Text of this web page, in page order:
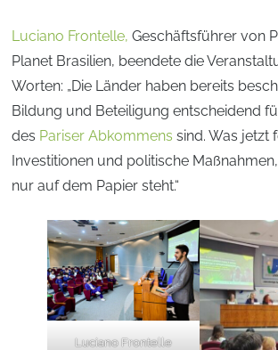
Luciano Frontelle, Geschäftsführer von
Planet Brasilien, beendete die
Worten: „Die Länder haben bereits
Bildung und Beteiligung entscheidend
des Pariser Abkommens sind. Was jetzt
Investitionen und politische
nur auf dem Papier steht.“
Luciano Frontelle